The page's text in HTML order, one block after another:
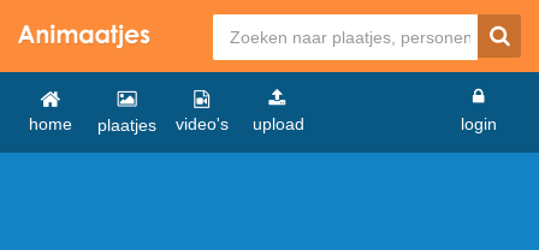
home plaatjes video's upload login